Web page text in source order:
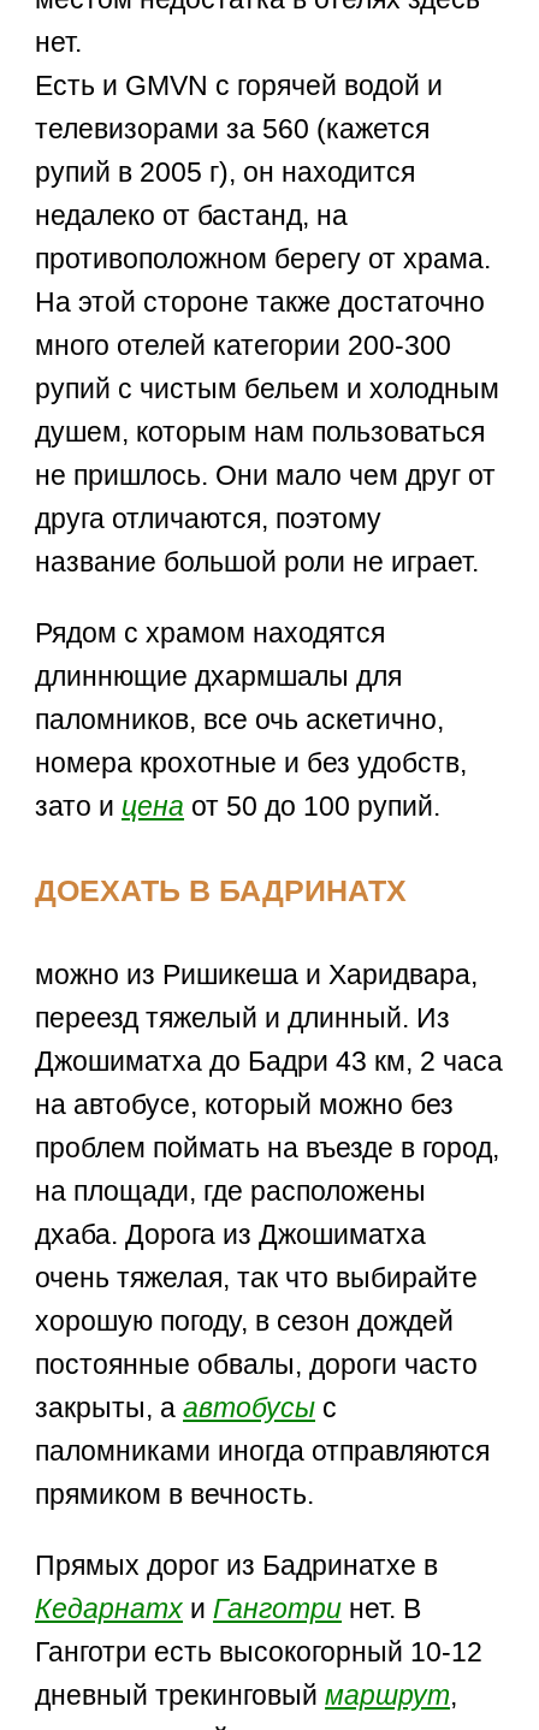
нет.
Есть и GMVN с горячей водой и
телевизорами за 560 (кажется
рупий в 2005 г), он находится
недалеко от бастанд, на
противоположном берегу от храма.
На этой стороне также достаточно
много отелей категории 200-300
рупий с чистым бельем и холодным
душем, которым нам пользоваться
не пришлось. Они мало чем друг от
друга отличаются, поэтому
название большой роли не играет.
Рядом с храмом находятся
длиннющие дхармшалы для
паломников, все очь аскетично,
номера крохотные и без удобств,
зато и цена от 50 до 100 рупий.
ДОЕХАТЬ В БАДРИНАТХ
можно из Ришикеша и Харидвара,
переезд тяжелый и длинный. Из
Джошиматха до Бадри 43 км, 2 часа
на автобусе, который можно без
проблем поймать на въезде в город,
на площади, где расположены
дхаба. Дорога из Джошиматха
очень тяжелая, так что выбирайте
хорошую погоду, в сезон дождей
постоянные обвалы, дороги часто
закрыты, аавтобусы с
паломниками иногда отправляются
прямиком в вечность.
Прямых дорог из Бадринатхе в
Кедарнатх и Ганготри нет. В
Ганготри есть высокогорный 10-12
дневный трекинговыймаршрут,